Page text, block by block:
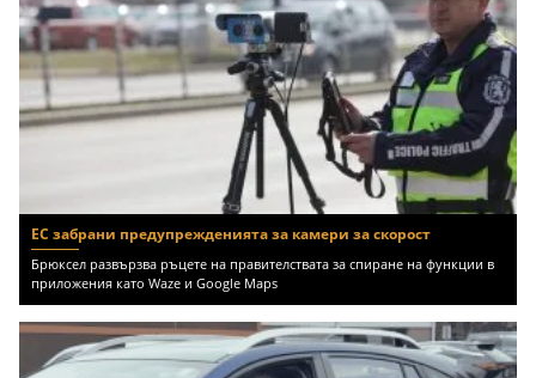
ЕС забрани предупрежденията за камери за скорост
Брюксел развързва ръцете на правителствата за спиране на функции в
приложения като Waze и Google Maps